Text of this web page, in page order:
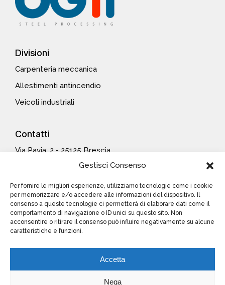
Gestisci Consenso
Per fornire le migliori esperienze, utilizziamo tecnologie come i cookie
per memorizzare e/o accedere alle informazioni del dispositivo. Il
consenso a queste tecnologie ci permetterà di elaborare dati come il
comportamento di navigazione o ID unici su questo sito. Non
acconsentire o ritirare il consenso può influire negativamente su alcune
caratteristiche e funzioni.
Accetta
Nega
Divisioni
Carpenteria meccanica
Allestimenti antincendio
Veicoli industriali
Contatti
Via Pavia, 2 - 25125 Brescia
Tel.: +39 030 3540015
Email:info@bgm-it.com
Info legali
Cookies Policy